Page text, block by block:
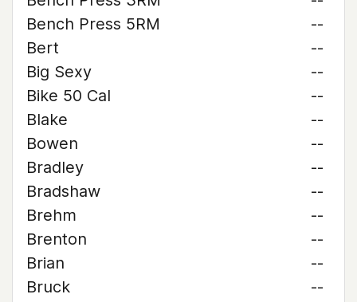
Bench Press 5RM
--
Bert
--
Big Sexy
--
Bike 50 Cal
--
Blake
--
Bowen
--
Bradley
--
Bradshaw
--
Brehm
--
Brenton
--
Brian
--
Bruck
--